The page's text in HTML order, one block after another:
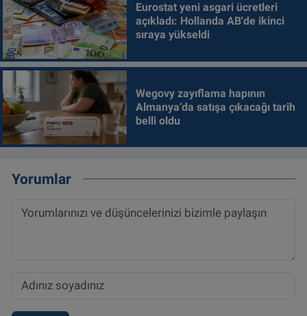
Eurostat yeni asgari ücretleri
açıkladı: Hollanda AB'de ikinci
sıraya yükseldi
Wegovy zayıflama hapının
Almanya’da satışa çıkacağı tarih
belli oldu
Yorumlar